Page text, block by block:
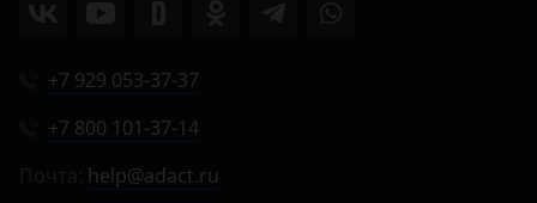
+7 929 053-37-37
+7 800 101-37-14
help@adact.ru